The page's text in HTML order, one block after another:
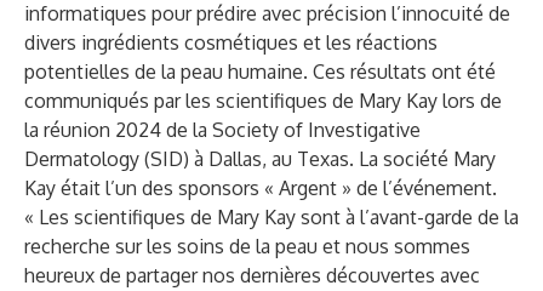
informatiques pour prédire avec précision l’innocuité de
divers ingrédients cosmétiques et les réactions
potentielles de la peau humaine. Ces résultats ont été
communiqués par les scientifiques de Mary Kay lors de
la réunion 2024 de la Society of Investigative
Dermatology (SID) à Dallas, au Texas. La société Mary
Kay était l’un des sponsors « Argent » de l’événement.
« Les scientifiques de Mary Kay sont à l’avant-garde de la
recherche sur les soins de la peau et nous sommes
heureux de partager nos dernières découvertes avec